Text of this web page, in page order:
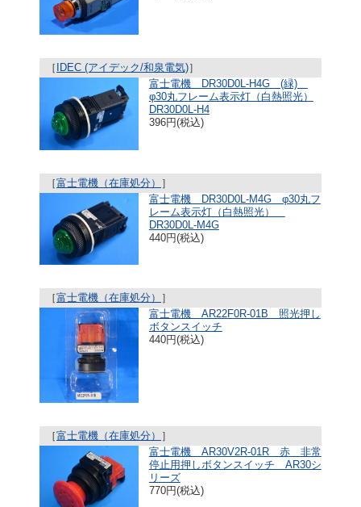
［ IDEC (アイデック/和泉電気)］
富士電機 DR30D0L-H4G (緑)
φ30丸フレーム表示灯（白熱照光）
DR30D0L-H4
396円(税込)
［富士電機（在庫処分）
］
富士電機 DR30D0L-M4G φ30丸フ
レーム表示灯（白熱照光）
DR30D0L-M4G
440円(税込)
［富士電機（在庫処分）
］
富士電機 AR22F0R-01B 照光押し
ボタンスイッチ
440円(税込)
［富士電機（在庫処分）
］
富士電機 AR30V2R-01R 赤 非常
停止用押しボタンスイッチ AR30シ
リーズ
770円(税込)